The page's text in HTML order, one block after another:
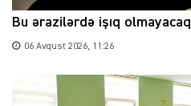
Bu ərazilərdə işıq olmayacaq
06 Avqust 2026, 11:26